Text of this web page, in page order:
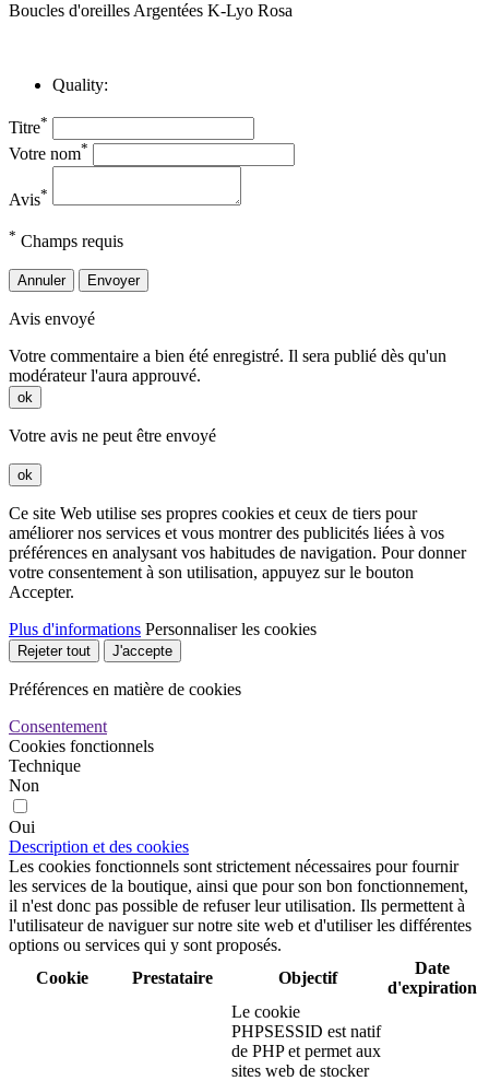
Boucles d'oreilles Argentées K-Lyo Rosa
Quality:
Titre*
Votre nom*
Avis*
* Champs requis
Annuler Envoyer
Avis envoyé
Votre commentaire a bien été enregistré. Il sera publié dès qu'un
modérateur l'aura approuvé.
ok
Votre avis ne peut être envoyé
ok
Ce site Web utilise ses propres cookies et ceux de tiers pour
améliorer nos services et vous montrer des publicités liées à vos
préférences en analysant vos habitudes de navigation. Pour donner
votre consentement à son utilisation, appuyez sur le bouton
Accepter.
Plus d'informations Personnaliser les cookies
Rejeter tout J'accepte
Préférences en matière de cookies
Consentement
Cookies fonctionnels
Technique
Non
Oui
Description et des cookies
Les cookies fonctionnels sont strictement nécessaires pour fournir
les services de la boutique, ainsi que pour son bon fonctionnement,
il n'est donc pas possible de refuser leur utilisation. Ils permettent à
l'utilisateur de naviguer sur notre site web et d'utiliser les différentes
options ou services qui y sont proposés.
Cookie
Prestataire Objectif
Date
d'expiration
Le cookie
PHPSESSID est natif
de PHP et permet aux
sites web de stocker